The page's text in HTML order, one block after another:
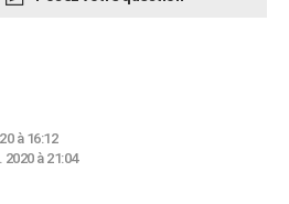
à 16:12
à 21:04